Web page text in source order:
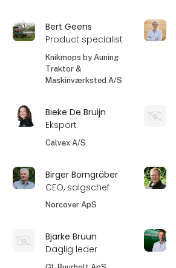
Bert Geens
Product specialist
Knikmops by Auning
Traktor &
Maskinværksted A/S
Bieke De Bruijn
Eksport
Calvex A/S
Birger Borngräber
CEO, salgschef
Norcover ApS
Bjarke Bruun
Daglig leder